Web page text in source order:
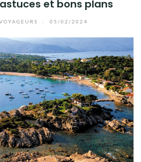
et bons plans
05/02/2024